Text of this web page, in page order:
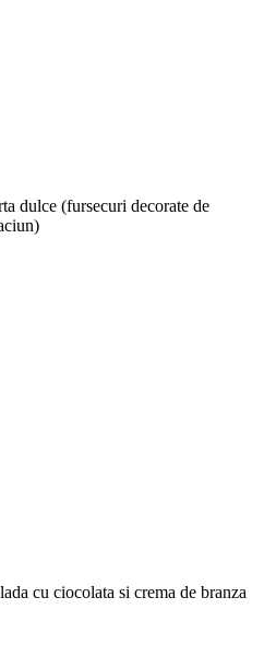
dulce (fursecuri decorate de
cu ciocolata si crema de branza